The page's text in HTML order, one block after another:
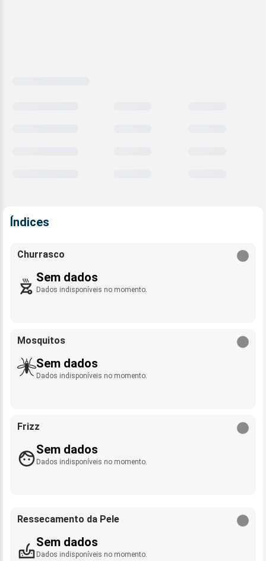
Índices
Churrasco
Sem dados
Dados indisponíveis no momento.
Mosquitos
Sem dados
Dados indisponíveis no momento.
Frizz
Sem dados
Dados indisponíveis no momento.
Ressecamento da Pele
Sem dados
Dados indisponíveis no momento.